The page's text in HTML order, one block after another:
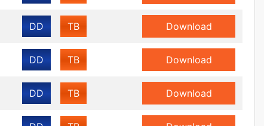
DD TB Download
DD TB Download
DD TB Download